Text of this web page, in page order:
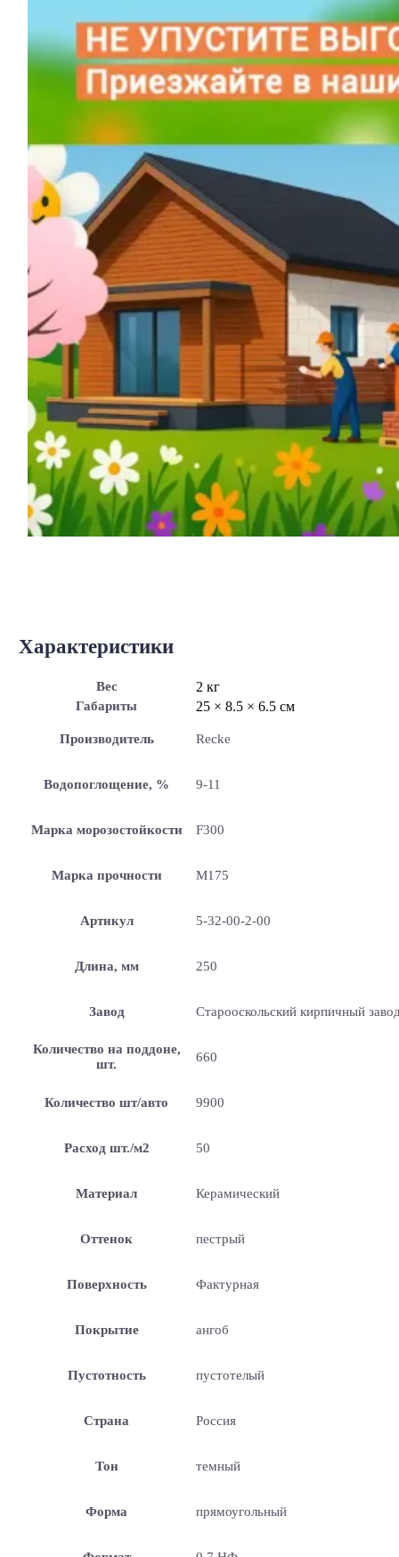
Характеристики
Вес 2 кг
Габариты 25 × 8.5 × 6.5 см
Производитель Recke
Водопоглощение, % 9-11
Марка морозостойкости F300
Марка прочности М175
Артикул 5-32-00-2-00
Длина, мм 250
Завод Старооскольский кирпичный
Количество на поддоне,
шт.
660
Количество шт/авто 9900
Расход шт./м2 50
Материал Керамический
Оттенок пестрый
Поверхность Фактурная
Покрытие ангоб
Пустотность пустотелый
Страна Россия
Тон темный
Форма прямоугольный